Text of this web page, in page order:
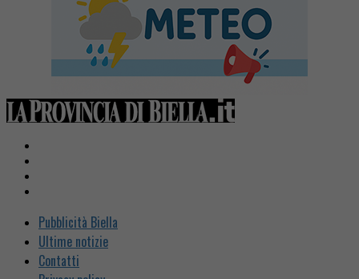
Pubblicità Biella
Ultime notizie
Contatti